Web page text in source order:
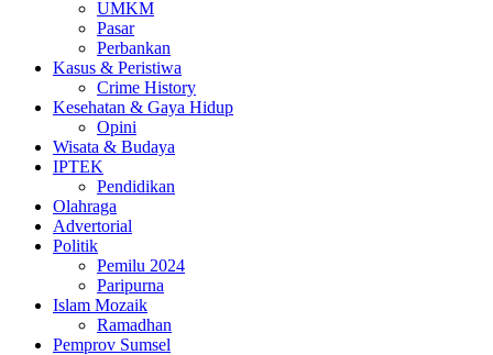
UMKM
Pasar
Perbankan
Kasus & Peristiwa
Crime History
Kesehatan & Gaya Hidup
Opini
Wisata & Budaya
IPTEK
Pendidikan
Olahraga
Advertorial
Politik
Pemilu 2024
Paripurna
Islam Mozaik
Ramadhan
Pemprov Sumsel